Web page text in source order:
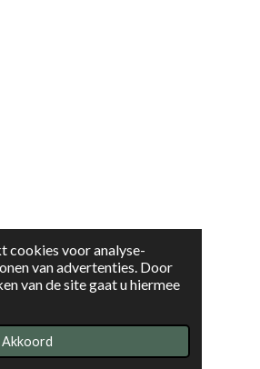
cookies voor analyse-
van advertenties. Door
van de site gaat u hiermee
Akkoord